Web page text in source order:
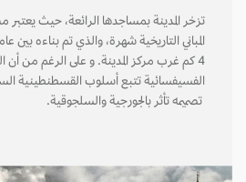
تزخر المدينة بمساجدها الرائعة، حيث يعتبر
4 كم غرب مركز المدينة. و على الرغم من أن
الفسيفسائية تتبع أسلوب القسطنطينية
تصميمه تأثر بالجورجية والسلجوقية.